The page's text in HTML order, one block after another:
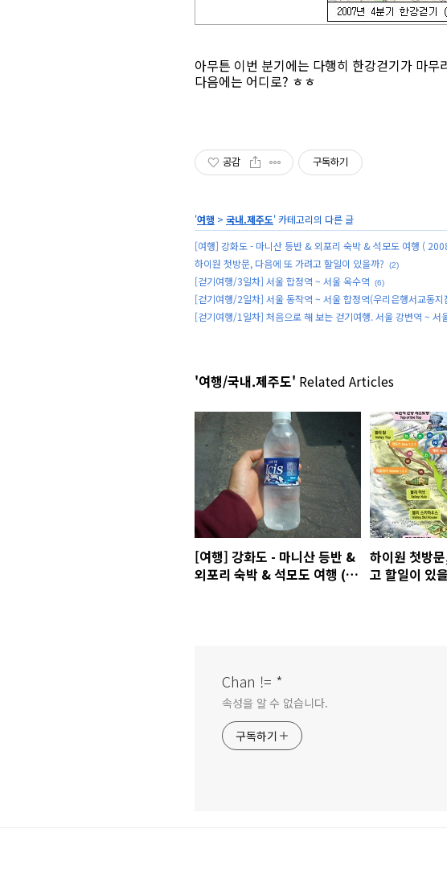
아무튼 이번 분기에는 다행히 한강걷기가 마
다음에는 어디로? ㅎㅎ
공감 구독하기
'여행 > 국내.제주도' 카테고리의 다른 글
[여행] 강화도 - 마니산 등반 & 외포리 숙박 & 석모도 여행 (
하이원 첫방문, 다음에 또 가려고 할일이 있을까? (2)
[걷기여행/3일차] 서울 합정역 ~ 서울 옥수역 (6)
[걷기여행/2일차] 서울 동작역 ~ 서울 합정역(우리은행서교동
[걷기여행/1일차] 처음으로 해 보는 걷기여행. 서울 강변역 ~ 서
'여행/국내.제주도' Related Articles
[여행] 강화도 - 마니산 등반 &
외포리 숙박 & 석모도 여행 (
하이원 첫방문, 다음에 또 가
고 할일이 있
Chan != *
속성을 알 수 없습니다.
구독하기